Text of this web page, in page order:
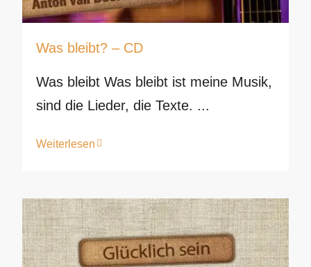
Was bleibt? – CD
Was bleibt Was bleibt ist meine Musik,
sind die Lieder, die Texte. ...
Weiterlesen